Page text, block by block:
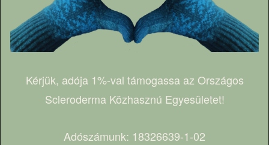
Kérjük, adója 1%-val támogassa az Országos
Scleroderma Közhasznú Egyesületet!
Adószámunk: 18326639-1-02